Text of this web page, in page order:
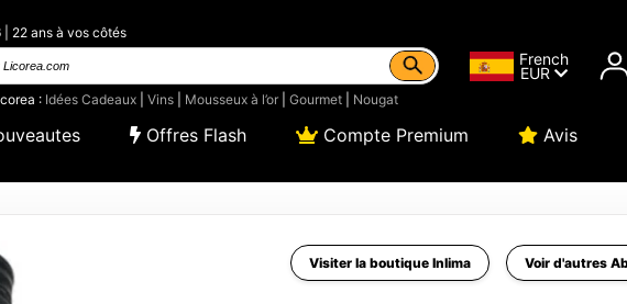
22 ans à vos côtés
Licorea.com
: Idées Cadeaux| Vins| Mousseux à l’or| Gourmet| Nougat
French
EUR
Offres Flash Compte Premium Avis
Visiter la boutique Inlima Voir d'autres